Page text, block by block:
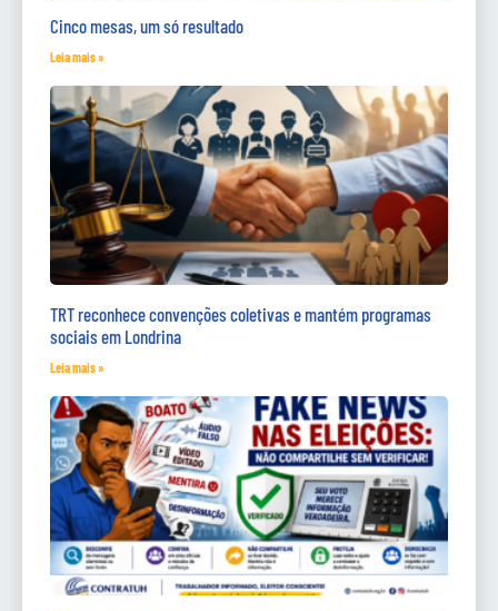
Cinco mesas, um só resultado
Leia mais »
TRT reconhece convenções coletivas e mantém programas
sociais em Londrina
Leia mais »